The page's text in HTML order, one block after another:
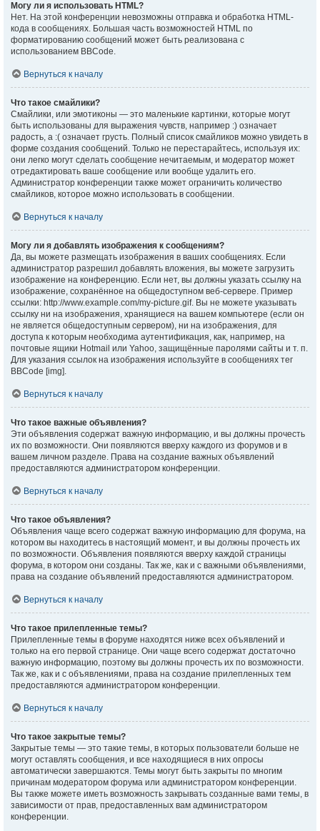
Могу ли я использовать HTML?
Нет. На этой конференции невозможны отправка и обработка HTML-
кода в сообщениях. Большая часть возможностей HTML по
форматированию сообщений может быть реализована с
использованием BBCode.
Вернуться к началу
Что такое смайлики?
Смайлики, или эмотиконы — это маленькие картинки, которые могут
быть использованы для выражения чувств, например :) означает
радость, а :( означает грусть. Полный список смайликов можно увидеть в
форме создания сообщений. Только не перестарайтесь, используя их:
они легко могут сделать сообщение нечитаемым, и модератор может
отредактировать ваше сообщение или вообще удалить его.
Администратор конференции также может ограничить количество
смайликов, которое можно использовать в сообщении.
Вернуться к началу
Могу ли я добавлять изображения к сообщениям?
Да, вы можете размещать изображения в ваших сообщениях. Если
администратор разрешил добавлять вложения, вы можете загрузить
изображение на конференцию. Если нет, вы должны указать ссылку на
изображение, сохранённое на общедоступном веб-сервере. Пример
ссылки: http://www.example.com/my-picture.gif. Вы не можете указывать
ссылку ни на изображения, хранящиеся на вашем компьютере (если он
не является общедоступным сервером), ни на изображения, для
доступа к которым необходима аутентификация, как, например, на
почтовые ящики Hotmail или Yahoo, защищённые паролями сайты и т. п.
Для указания ссылок на изображения используйте в сообщениях тег
BBCode [img].
Вернуться к началу
Что такое важные объявления?
Эти объявления содержат важную информацию, и вы должны прочесть
их по возможности. Они появляются вверху каждого из форумов и в
вашем личном разделе. Права на создание важных объявлений
предоставляются администратором конференции.
Вернуться к началу
Что такое объявления?
Объявления чаще всего содержат важную информацию для форума, на
котором вы находитесь в настоящий момент, и вы должны прочесть их
по возможности. Объявления появляются вверху каждой страницы
форума, в котором они созданы. Так же, как и с важными объявлениями,
права на создание объявлений предоставляются администратором.
Вернуться к началу
Что такое прилепленные темы?
Прилепленные темы в форуме находятся ниже всех объявлений и
только на его первой странице. Они чаще всего содержат достаточно
важную информацию, поэтому вы должны прочесть их по возможности.
Так же, как и с объявлениями, права на создание прилепленных тем
предоставляются администратором конференции.
Вернуться к началу
Что такое закрытые темы?
Закрытые темы — это такие темы, в которых пользователи больше не
могут оставлять сообщения, и все находящиеся в них опросы
автоматически завершаются. Темы могут быть закрыты по многим
причинам модератором форума или администратором конференции.
Вы также можете иметь возможность закрывать созданные вами темы, в
зависимости от прав, предоставленных вам администратором
конференции.